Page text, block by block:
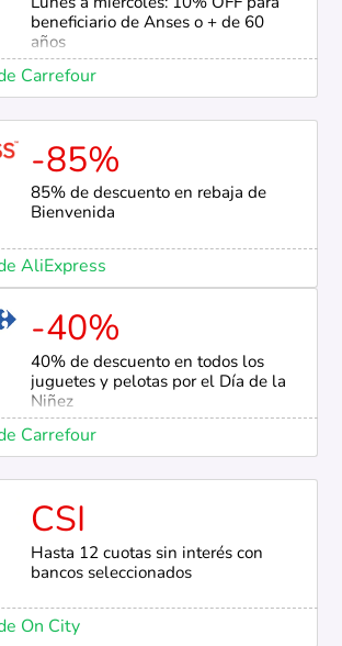
Lunes a miércoles: 10% OFF para
beneficiario de Anses o + de 60
años
Carrefour
-85%
85% de descuento en rebaja de
Bienvenida
AliExpress
-40%
40% de descuento en todos los
juguetes y pelotas por el Día de la
Niñez
Carrefour
CSI
Hasta 12 cuotas sin interés con
bancos seleccionados
On City